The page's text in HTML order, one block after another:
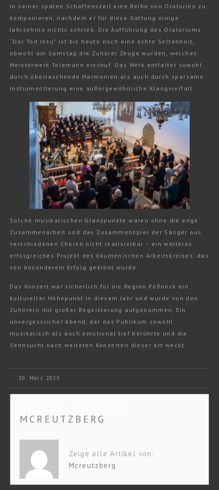
in seiner späten Schaffenszeit eine Reihe von Oratorien zu
komponieren, nachdem er für diese Gattung einige
Jahrzehnte nichts schrieb. Die Aufführung des Oratoriums
“Der Tod Jesu” ist bis heute noch eine echte Seltenheit,
obwohl am Samstag die Zuhörer Zeuge wurden, welches
Meisterwerk Telemann erschuf. Das Werk entfaltet sowohl
durch überraschende Harmonien als auch durch sparsame
Instrumentierung eine außergewöhnliche Klangvielfalt.
Solche musikalischen Glanzpunkte wären ohne die enge
Zusammenarbeit und das Zusammenspiel der Sänger aus
verschiedenen Chören nicht realisierbar – ein weiteres
erfolgreiches Projekt des ökumenischen Arbeitskreises, das
von besonderem Erfolg gekrönt wurde.
Das Konzert war sicherlich für die Region Pößneck ein
kultureller Höhepunkt in diesem Jahr und wurde von den
Zuhörern mit großer Begeisterung aufgenommen. Ein
unvergesslicher Abend, der das Publikum sowohl
musikalisch als auch emotional tief berührte und die
Sehnsucht nach weiteren Konzerten dieser Art weckt.
30. März 2025
MCREUTZBERG
Zeige alle Artikel von:
Mcreutzberg